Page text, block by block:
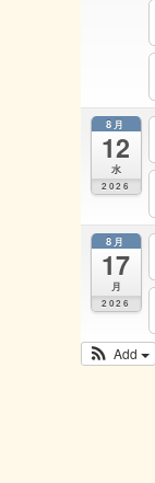
8月
12
水
2026
8月
17
月
2026
Add